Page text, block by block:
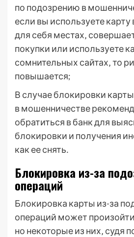
по подозрению в
если вы используете
для себя местах‚
покупки или используете
сомнительных сайтах‚ то
повышается;
В случае блокировки
в мошенничестве
обратиться в банк для
блокировки и получения
как ее снять․
Блокировка из-за
операций
Блокировка карты из-за
операций может
но некоторые из них‚ судя